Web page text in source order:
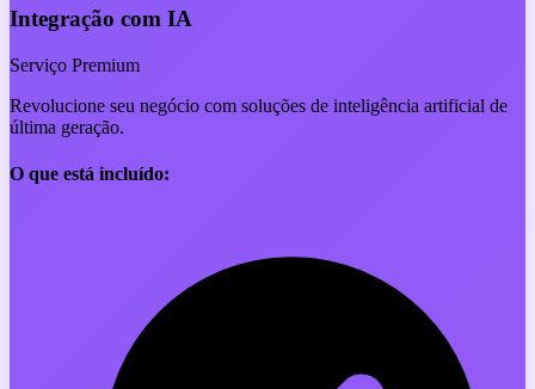
Integração com IA
Serviço Premium
Revolucione seu negócio com soluções de inteligência artificial de
última geração.
O que está incluído: